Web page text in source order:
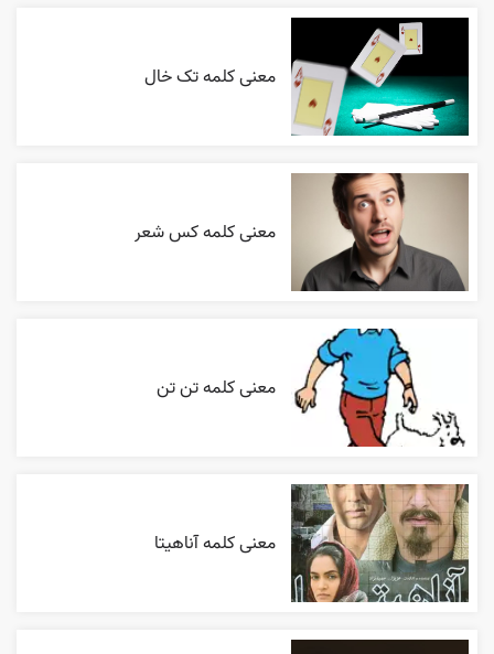
معنی کلمه تک خال
معنی کلمه کس شعر
معنی کلمه تن تن
معنی کلمه آناهیتا